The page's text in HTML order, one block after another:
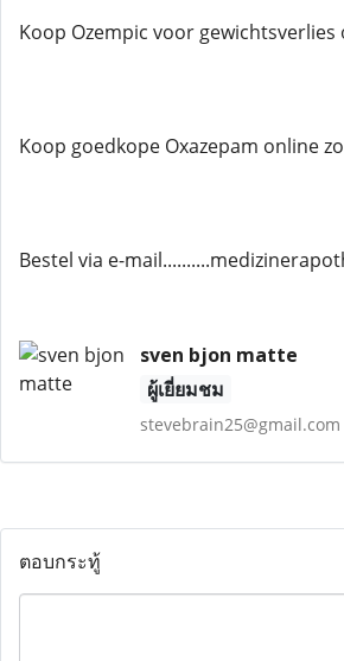
Koop Ozempic voor gewichtsverlies
Koop goedkope Oxazepam online
Bestel via e-
sven bjon matte
ผู้เยี่ยมชม
stevebrain25@gmail.com
ตอบกระทู้